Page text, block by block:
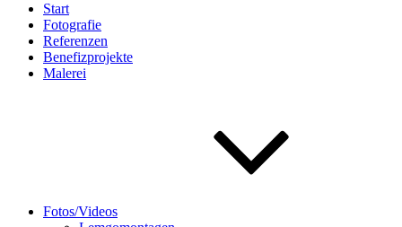
Start
Fotografie
Referenzen
Benefizprojekte
Malerei
Fotos/Videos